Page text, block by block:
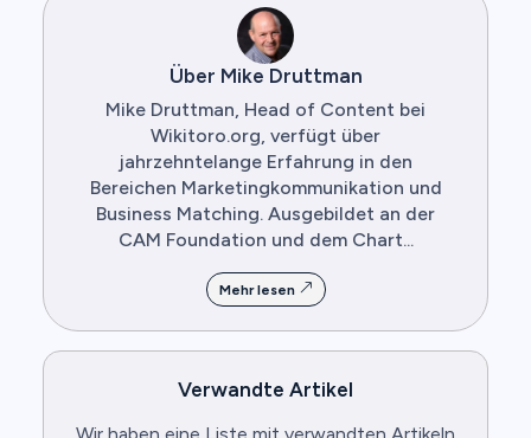
Über Mike Druttman
Mike Druttman, Head of Content bei
Wikitoro.org, verfügt über
jahrzehntelange Erfahrung in den
Bereichen Marketingkommunikation und
Business Matching. Ausgebildet an der
CAM Foundation und dem Chart...
Mehr lesen
Verwandte Artikel